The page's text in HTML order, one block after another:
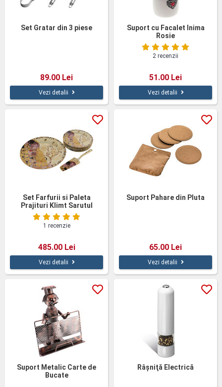
Set Gratar din 3 piese
89.00 Lei
Vezi detalii
Suport cu Facalet Inima
Rosie
2 recenzii
51.00 Lei
Vezi detalii
Set Farfurii si Paleta
Prajituri Klimt Sarutul
1 recenzie
485.00 Lei
Vezi detalii
Suport Pahare din Pluta
65.00 Lei
Vezi detalii
Suport Metalic Carte de
Bucate
Râşniţă Electrică